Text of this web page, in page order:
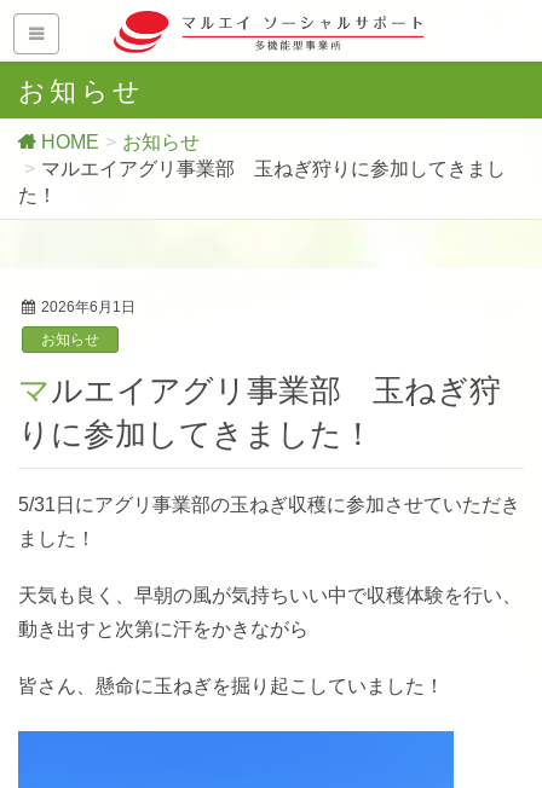
お知らせ
HOME
お知らせ
マルエイアグリ事業部 玉ねぎ狩りに参加してきまし
た！
2026年6月1日
お知らせ
マルエイアグリ事業部 玉ねぎ狩
りに参加してきました！
5/31日にアグリ事業部の玉ねぎ収穫に参加させていただき
ました！
天気も良く、早朝の風が気持ちいい中で収穫体験を行い、
動き出すと次第に汗をかきながら
皆さん、懸命に玉ねぎを掘り起こしていました！